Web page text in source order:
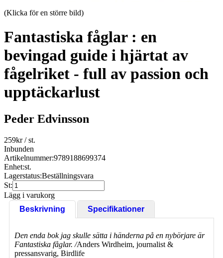
(Klicka för en större bild)
Fantastiska fåglar : en
bevingad guide i hjärtat av
fågelriket - full av passion och
upptäckarlust
Peder Edvinsson
259kr/ st.
Inbunden
Artikelnummer:9789188699374
Enhet:st.
Lagerstatus:Beställningsvara
St:
Lägg i varukorg
Beskrivning
Specifikationer
Den enda bok jag skulle sätta i händerna på en nybörjare är
Fantastiska fåglar. /Anders Wirdheim, journalist &
pressansvarig, Birdlife